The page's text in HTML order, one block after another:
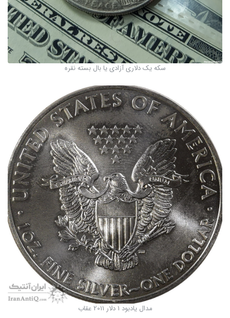
سکه یک دلاری آزادی یا بال بسته نقره
مدال یادبود 1 دلار 2011 عقاب